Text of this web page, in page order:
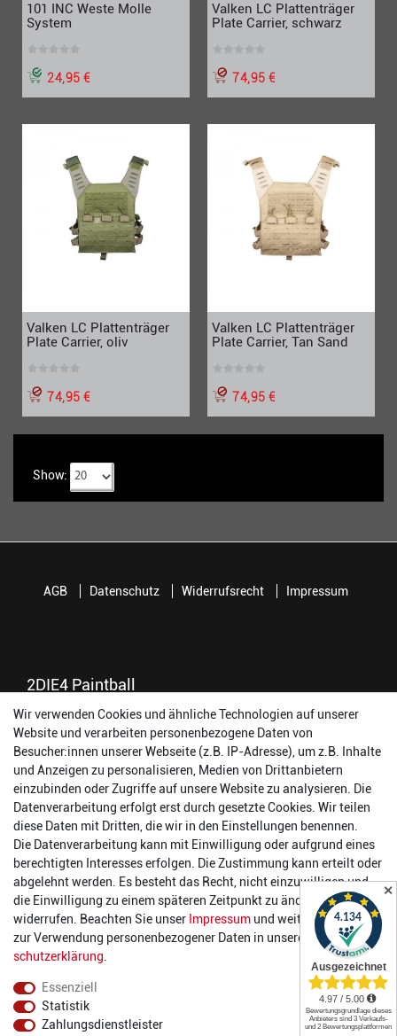
101 INC Weste Molle
System
24,95 €
Valken LC Plattenträger
Plate Carrier, schwarz
74,95 €
Valken LC Plattenträger
Plate Carrier, oliv
74,95 €
Valken LC Plattenträger
Plate Carrier, Tan Sand
74,95 €
Show:
2DIE4 Paintball
56457 Westerburg
Reinhold-Ferger-Straße 26
order@2die4-sports.com
0 26 63/ 9 68 69 37
Öffnungszeiten
Montag:
14:00 - 17:00 Uhr
Dienstag:
14:00 - 17:00 Uhr
Mittwoch:
14:00 - 17:00 Uhr
Donnerstag:
14:00 - 17:00 Uhr
Freitag:
14:00 - 19:00 Uhr
Samstag:
10:00 - 17:00 Uhr
AGB Datenschutz Widerrufsrecht Impressum
Wir verwenden Cookies und ähnliche Technologien auf unserer
Website und verarbeiten personenbezogene Daten von
Besucher:innen unserer Webseite (z.B. IP-Adresse), um z.B. Inhalte
und Anzeigen zu personalisieren, Medien von Drittanbietern
einzubinden oder Zugriffe auf unsere Website zu analysieren. Die
Datenverarbeitung erfolgt erst durch gesetzte Cookies. Wir teilen
diese Daten mit Dritten, die wir in den Einstellungen benennen.
Die Datenverarbeitung kann mit Einwilligung oder aufgrund eines
berechtigten Interesses erfolgen. Die Zustimmung kann erteilt oder
abgelehnt werden. Es besteht das Recht, nicht einzuwilligen und
die Einwilligung zu einem späteren Zeitpunkt zu ändern oder zu
widerrufen. Beachten Sie unser Impressum und weitere Hinweise
zur Verwendung personenbezogener Daten in unserer
Daten­
schutz­erklärung
Essenziell
Statistik
Zahlungsdienstleister
✕